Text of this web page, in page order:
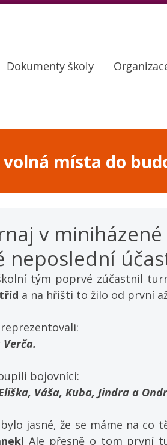
Dokumenty školy
místa do
v
neposlední
tým poprvé zúčastnil
a na hřišti to žilo od první
bojovníci:
Váša, Kuba, Jindra a
jasné, že se máme na co
Ale přesně o tom první